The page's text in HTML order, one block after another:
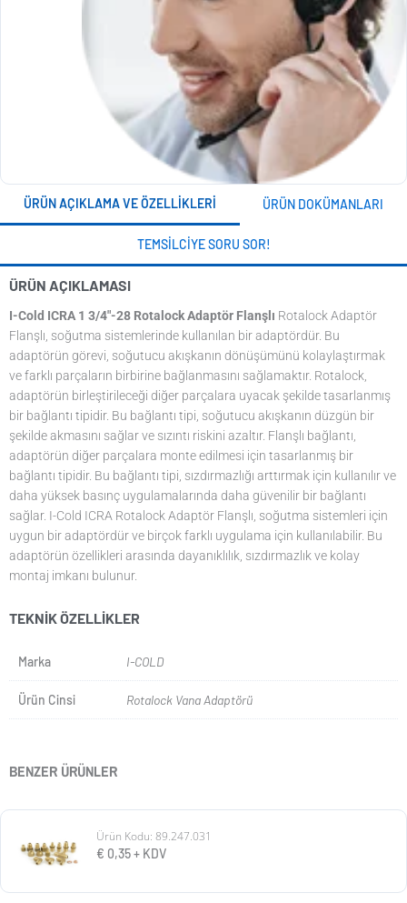
ÜRÜN AÇIKLAMA VE ÖZELLIKLERI ÜRÜN DOKÜMANLARI
TEMSILCIYE SORU SOR!
ÜRÜN AÇIKLAMASI
I-Cold ICRA 1 3/4"-28 Rotalock Adaptör Flanşlı Rotalock Adaptör
Flanşlı, soğutma sistemlerinde kullanılan bir adaptördür. Bu
adaptörün görevi, soğutucu akışkanın dönüşümünü kolaylaştırmak
ve farklı parçaların birbirine bağlanmasını sağlamaktır. Rotalock,
adaptörün birleştirileceği diğer parçalara uyacak şekilde tasarlanmış
bir bağlantı tipidir. Bu bağlantı tipi, soğutucu akışkanın düzgün bir
şekilde akmasını sağlar ve sızıntı riskini azaltır. Flanşlı bağlantı,
adaptörün diğer parçalara monte edilmesi için tasarlanmış bir
bağlantı tipidir. Bu bağlantı tipi, sızdırmazlığı arttırmak için kullanılır ve
daha yüksek basınç uygulamalarında daha güvenilir bir bağlantı
sağlar. I-Cold ICRA Rotalock Adaptör Flanşlı, soğutma sistemleri için
uygun bir adaptördür ve birçok farklı uygulama için kullanılabilir. Bu
adaptörün özellikleri arasında dayanıklılık, sızdırmazlık ve kolay
montaj imkanı bulunur.
TEKNIK ÖZELLIKLER
Marka I-COLD
Ürün Cinsi Rotalock Vana Adaptörü
BENZER ÜRÜNLER
Ürün Kodu: 89.247.031
€ 0,35+ KDV